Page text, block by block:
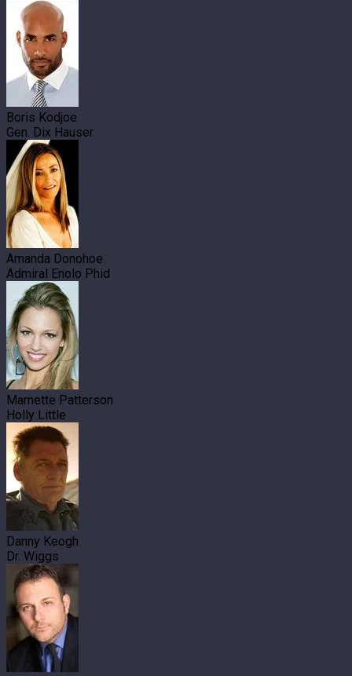
Boris Kodjoe
Gen. Dix Hauser
Amanda Donohoe
Admiral Enolo Phid
Marnette Patterson
Holly Little
Danny Keogh
Dr. Wiggs